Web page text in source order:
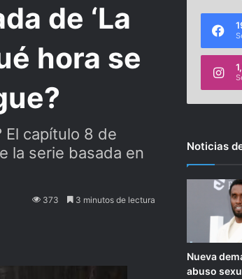
de ‘La
hora se
El capítulo 8 de
la serie basada en
373 3 minutos de lectura
Noticias
Nueva
abuso